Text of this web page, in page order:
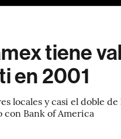
tiene
en 2001
locales y casi el doble
Bank of America